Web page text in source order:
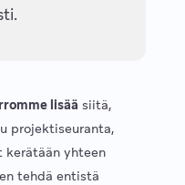
lisää siitä,
projektiseuranta,
yhteen
tehdä entistä